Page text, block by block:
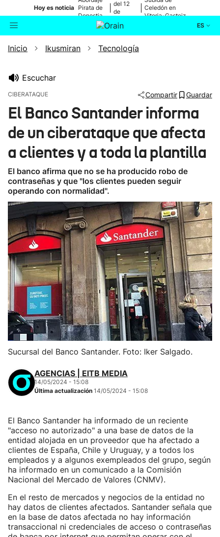
Hoy es noticia Pirata de
Donostia
del 12
de
Celedón en
Vitoria-Gasteiz
ES
Buscador Actualidad
Ikusmiran
Eguraldia
Inicio Ikusmiran Tecnología
Escuchar
CIBERATAQUE Compartir Guardar
El Banco Santander informa
de un ciberataque que afecta
a clientes y a toda la plantilla
El banco afirma que no se ha producido robo de
contraseñas y que "los clientes pueden seguir
operando con normalidad".
Sucursal del Banco Santander. Foto: Iker Salgado.
AGENCIAS | EITB MEDIA
14/05/2024 - 15:08
Última actualización 14/05/2024 - 15:08
El Banco Santander ha informado de un reciente
"acceso no autorizado" a una base de datos de la
entidad alojada en un proveedor que ha afectado a
clientes de España, Chile y Uruguay, y a todos los
empleados y a algunos exempleados del grupo, según
ha informado en un comunicado a la Comisión
Nacional del Mercado de Valores (CNMV).
En el resto de mercados y negocios de la entidad no
hay datos de clientes afectados. Santander señala que
en la base de datos afectada no hay información
transaccional ni credenciales de acceso o contraseñas